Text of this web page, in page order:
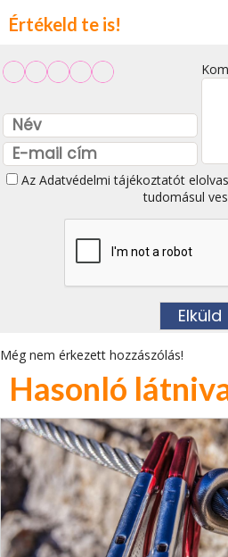
Értékeld te is!
Az Adatvédelmi tájékoztatót
tudomásul
Még nem érkezett hozzászólás!
Hasonló